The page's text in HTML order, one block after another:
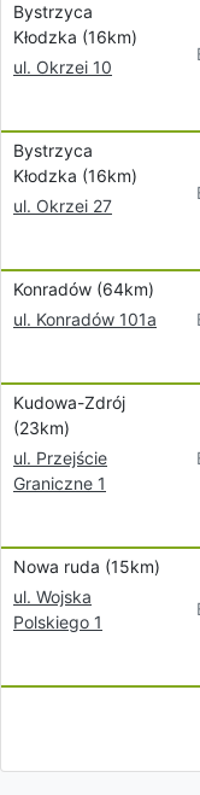
Bystrzyca
Kłodzka (16km)
ul. Okrzei 10
Bystrzyca
Kłodzka (16km)
ul. Okrzei 27
Konradów (64km)
ul. Konradów 101a
Kudowa-Zdrój
(23km)
ul. Przejście
Graniczne 1
Nowa ruda (15km)
ul. Wojska
Polskiego 1